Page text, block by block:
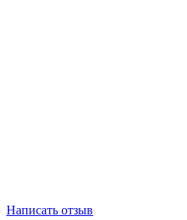
Написать отзыв